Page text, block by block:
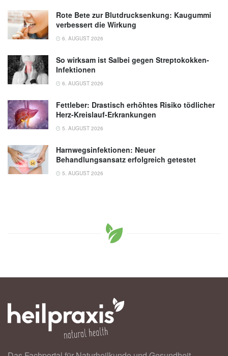
Rote Bete zur Blutdrucksenkung: Kaugummi
verbessert die Wirkung
6. AUGUST 2026
So wirksam ist Salbei gegen Streptokokken-
Infektionen
6. AUGUST 2026
Fettleber: Drastisch erhöhtes Risiko tödlicher
Herz-Kreislauf-Erkrankungen
5. AUGUST 2026
Harnwegsinfektionen: Neuer
Behandlungsansatz erfolgreich getestet
5. AUGUST 2026